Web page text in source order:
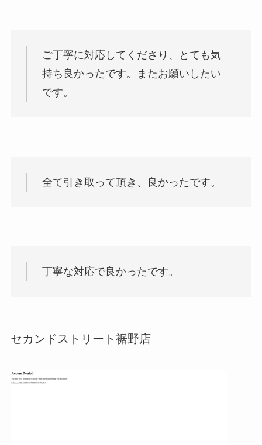
ご丁寧に対応してくださり、とても気
持ち良かったです。またお願いしたい
です。
全て引き取って頂き、良かったです。
丁寧な対応で良かったです。
セカンドストリート裾野店